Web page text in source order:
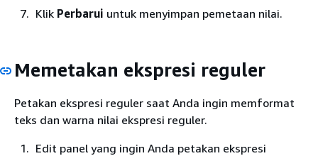
Klik Perbarui untuk menyimpan pemetaan nilai.
Memetakan ekspresi reguler
Petakan ekspresi reguler saat Anda ingin memformat
teks dan warna nilai ekspresi reguler.
Edit panel yang ingin Anda petakan ekspresi